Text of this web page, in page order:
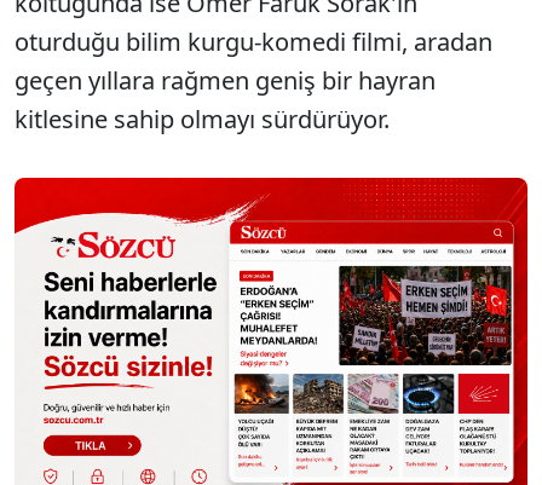
oturduğu bilim kurgu-komedi filmi, aradan
geçen yıllara rağmen geniş bir hayran
kitlesine sahip olmayı sürdürüyor.